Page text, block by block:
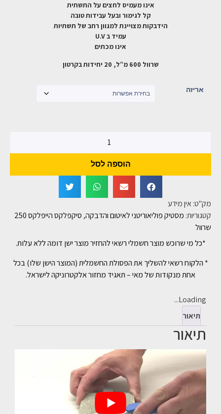
אינו מעמיס לחצים על התשתית
קל לגימור ובעל עבידות טובה
הידבקות מצויינת למגוון רחב של תשתיות
עמיד ב U.V
אינו מכתים
שרוול 600 מ”ל, 20 יחידות בקרטון
אריזה
הוספה לסל
מק"ט: אין מידע
קטגוריות: מסטיק פוליאוריטני לאיטום והדבקה,
סיקפלקס הייפלקס 250
שרוול
*כל מי שרוכש מוצר חשמלי רשאי להחזיר מוצר ישן דומה ללא עלות.
* הלקוח רשאי להשליך את הפסולת החשמלית (המוצר הישן שלו) בכל
אחת מנקודות של מאי – תאגיד מחזור אלקטרוניקה לישראל.
Loading...
תיאור
תיאור